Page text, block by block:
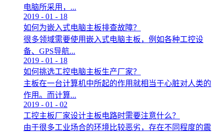
电脑所采用，...
2019 - 01 - 18
如何为嵌入式电脑主板排查故障？
很多领域需要使用嵌入式电脑主板，例如各种工控设
备、GPS导航...
2019 - 01 - 18
如何挑选工控电脑主板生产厂家？
主板在一台计算机中所起的作用就相当于心脏对人类的
作用。而计算...
2019 - 01 - 02
工控主板厂家设计主板电路时需要注意什么？
由于很多工业场合的环境比较恶劣，存在不同程度的震